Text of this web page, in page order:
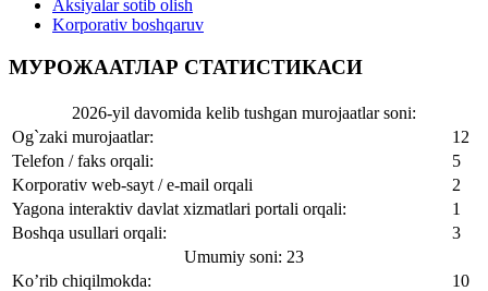
Aksiyalar sotib olish
Korporativ boshqaruv
МУРОЖААТЛАР СТАТИСТИКАСИ
2026-yil davomida kelib tushgan murojaatlar soni:
Og`zaki murojaatlar:
12
Telefon / faks orqali:
5
Korporativ web-sayt / e-mail orqali
2
Yagona interaktiv davlat xizmatlari portali orqali:
1
Boshqa usullari orqali:
3
Umumiy soni: 23
Ko’rib chiqilmokda:
10